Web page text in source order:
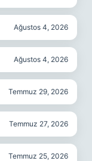
Ağustos 4, 2026
Ağustos 4, 2026
Temmuz 29, 2026
Temmuz 27, 2026
Temmuz 25, 2026